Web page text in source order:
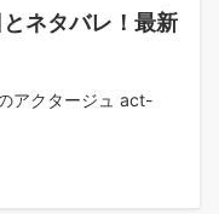
ネタバレ！最新
アクタージュ act-